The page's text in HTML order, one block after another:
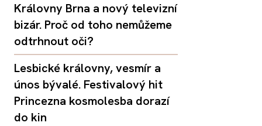
Královny Brna a nový televizní
bizár. Proč od toho nemůžeme
odtrhnout oči?
Lesbické královny, vesmír a
únos bývalé. Festivalový hit
Princezna kosmolesba dorazí
do kin